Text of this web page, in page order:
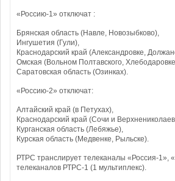
«Россию-1» отключат :
Брянская область (Навле, Новозыбково),
Ингушетия (Гули),
Краснодарский край (Александровке,
Омская (Вольном Полтавского,
Саратовская область (Озинках).
«Россию-2» отключат:
Алтайский край (в Петухах),
Краснодарский край (Сочи и
Курганская область (Лебяжье),
Курская область (Медвенке, Рыльске).
РТРС транслирует телеканалы «Россия-1»,
телеканалов РТРС-1 (1 мультиплекс).